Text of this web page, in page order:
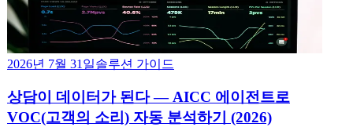
2026년 7월 31일솔루션 가이드
상담이 데이터가 된다 — AICC 에이전트로
VOC(고객의 소리) 자동 분석하기 (2026)